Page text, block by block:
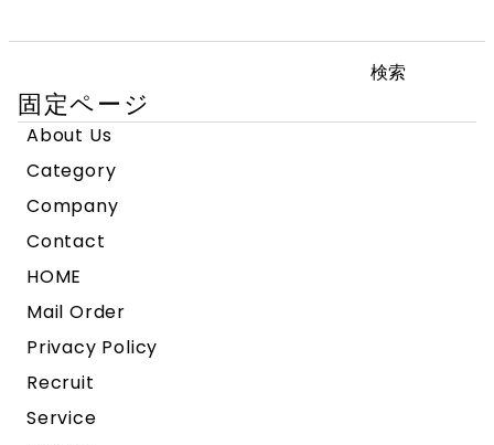
索:
固定ページ
About Us
Category
Company
Contact
HOME
Mail Order
Privacy Policy
Recruit
Service